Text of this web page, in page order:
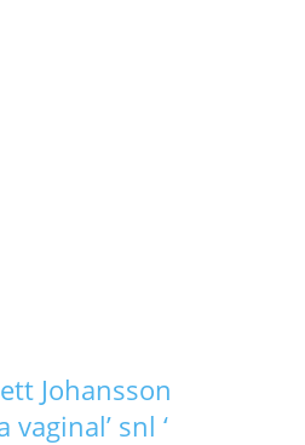
Johansson
vaginal’ snl ‘